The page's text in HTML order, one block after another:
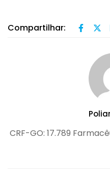
Compartilhar:
CRF-GO: 17.789